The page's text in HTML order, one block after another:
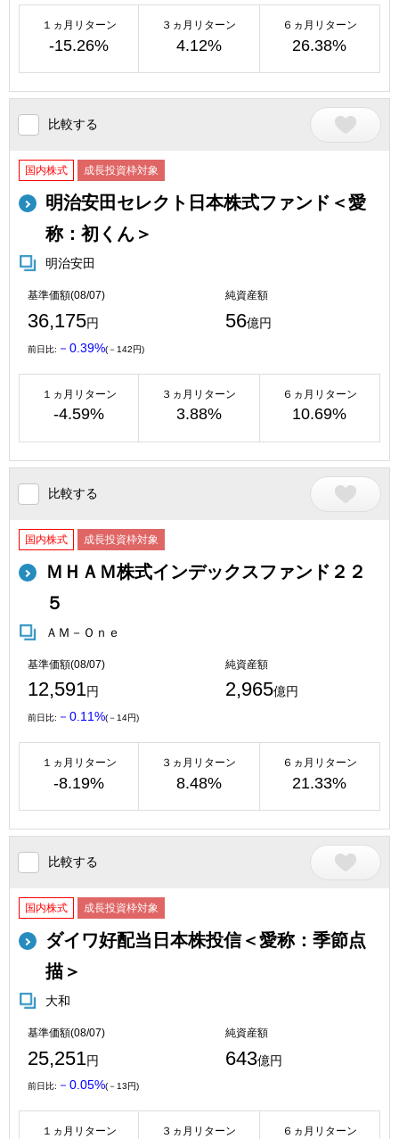
１ヵ月リターン
-15.26%
３ヵ月リターン
4.12%
６ヵ月リターン
26.38%
比較する
国内株式 成長投資枠対象
明治安田セレクト日本株式ファンド＜愛
称：初くん＞
明治安田
基準価額(08/07)
36,175円
純資産額
56億円
前日比: －0.39%(－142円)
１ヵ月リターン
-4.59%
３ヵ月リターン
3.88%
６ヵ月リターン
10.69%
比較する
国内株式 成長投資枠対象
ＭＨＡＭ株式インデックスファンド２２
５
ＡＭ－Ｏｎｅ
基準価額(08/07)
12,591円
純資産額
2,965億円
前日比: －0.11%(－14円)
１ヵ月リターン
-8.19%
３ヵ月リターン
8.48%
６ヵ月リターン
21.33%
比較する
国内株式 成長投資枠対象
ダイワ好配当日本株投信＜愛称：季節点
描＞
大和
基準価額(08/07)
25,251円
純資産額
643億円
前日比: －0.05%(－13円)
１ヵ月リターン ３ヵ月リターン ６ヵ月リターン